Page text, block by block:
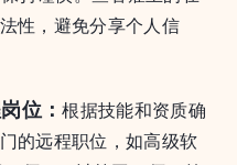
性，避免分享个人信
位：根据技能和资质确
的远程职位，如高级软